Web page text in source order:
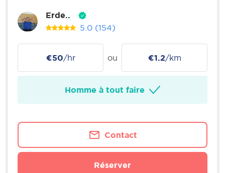
Erde..
5.0 (154)
€50/hr ou €1.2/km
Homme à tout faire
Contact
Réserver